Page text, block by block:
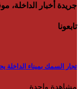
جريدة أخبار الداخلة،
تابعونا
تجار السمك بميناء الداخلة
مشاهدة واحدة